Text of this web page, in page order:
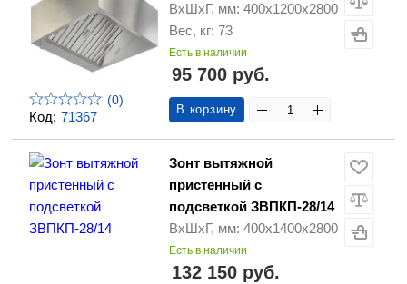
Код: 71367
(0)
ВхШхГ, мм: 400х1200х2800
Вес, кг: 73
Есть в наличии
95 700 руб.
В корзину
Зонт вытяжной
пристенный с
подсветкой ЗВПКП-28/14
ВхШхГ, мм: 400х1400х2800
Есть в наличии
132 150 руб.